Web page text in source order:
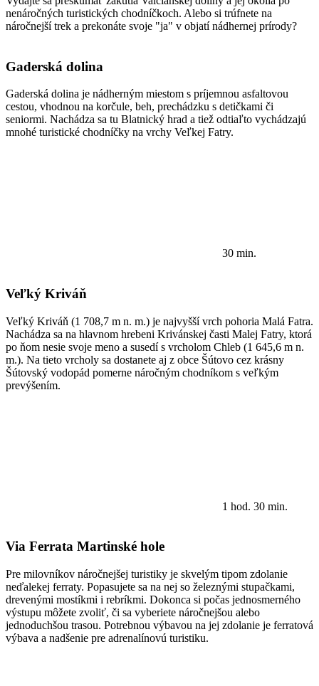
nenáročných turistických chodníčkoch. Alebo si trúfnete na
náročnejší trek a prekonáte svoje "ja" v objatí nádhernej prírody?
Gaderská dolina
Gaderská dolina je nádherným miestom s príjemnou asfaltovou
cestou, vhodnou na korčule, beh, prechádzku s detičkami či
seniormi. Nachádza sa tu Blatnický hrad a tiež odtiaľto vychádzajú
mnohé turistické chodníčky na vrchy Veľkej Fatry.
30 min.
Veľký Kriváň
Veľký Kriváň (1 708,7 m n. m.) je najvyšší vrch pohoria Malá Fatra.
Nachádza sa na hlavnom hrebeni Krivánskej časti Malej Fatry, ktorá
po ňom nesie svoje meno a susedí s vrcholom Chleb (1 645,6 m n.
m.). Na tieto vrcholy sa dostanete aj z obce Šútovo cez krásny
Šútovský vodopád pomerne náročným chodníkom s veľkým
prevýšením.
1 hod. 30 min.
Via Ferrata Martinské hole
Pre milovníkov náročnejšej turistiky je skvelým tipom zdolanie
neďalekej ferraty. Popasujete sa na nej so železnými stupačkami,
drevenými mostíkmi i rebríkmi. Dokonca si počas jednosmerného
výstupu môžete zvoliť, či sa vyberiete náročnejšou alebo
jednoduchšou trasou. Potrebnou výbavou na jej zdolanie je ferratová
výbava a nadšenie pre adrenalínovú turistiku.